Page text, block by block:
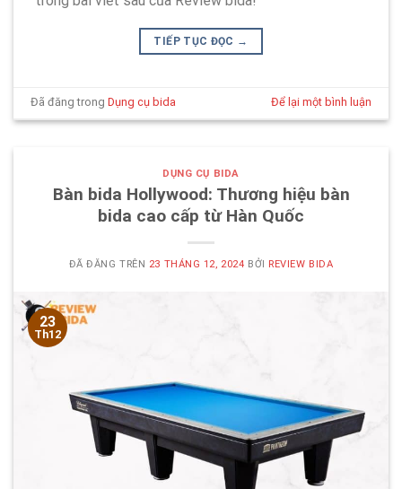
TIẾP TỤC ĐỌC →
Đã đăng trongDụng cụ bida Để lại một bình luận
DỤNG CỤ BIDA
Bàn bida Hollywood: Thương hiệu bàn
bida cao cấp từ Hàn Quốc
ĐÃ ĐĂNG TRÊN 23 THÁNG 12, 2024 BỞI REVIEW BIDA
23
Th12